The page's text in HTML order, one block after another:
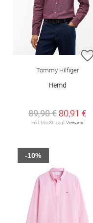
Tommy Hilfiger
Hemd
89,90 € 80,91 €
inkl. MwSt. zzgl. Versand
-10%